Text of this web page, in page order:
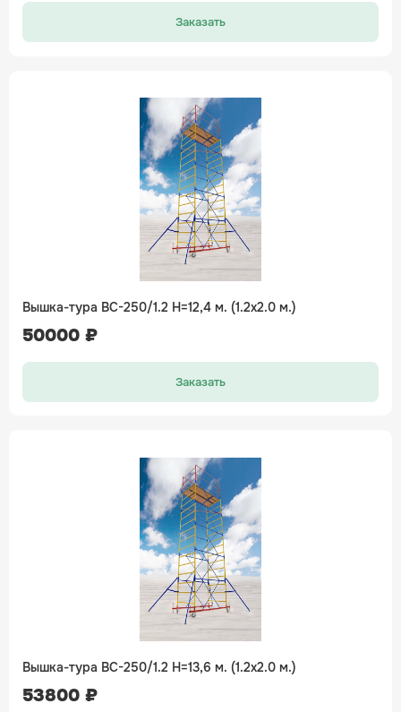
Заказать
Вышка-тура ВС-250/1.2 H=12,4 м. (1.2х2.0 м.)
50000 ₽
Заказать
Вышка-тура ВС-250/1.2 H=13,6 м. (1.2х2.0 м.)
53800 ₽